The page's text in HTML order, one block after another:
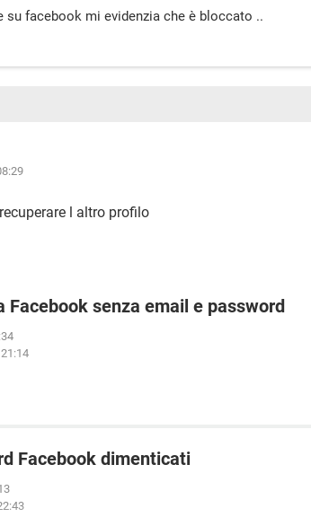
su facebook mi evidenzia che è bloccato ..
l altro profilo
Facebook senza email e password
Facebook dimenticati